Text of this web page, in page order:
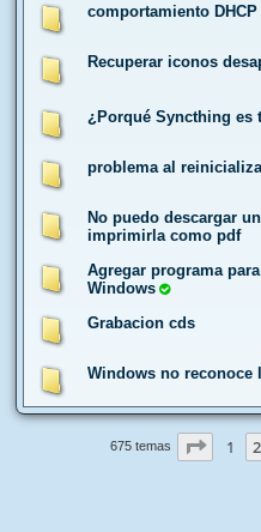
comportamiento DHCP
Recuperar iconos
¿Porqué Syncthing
problema al
No puedo descargar
imprimirla como pdf
Agregar programa
Windows
Grabacion cds
Windows no reconoce
675 temas Página
1 2